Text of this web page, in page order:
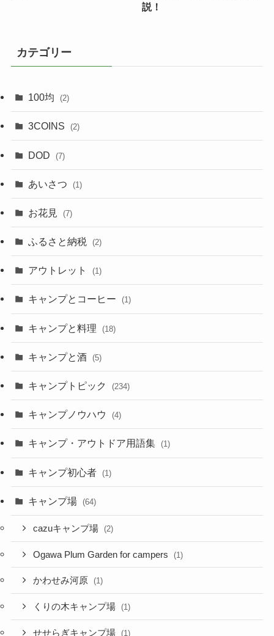
説！
カテゴリー
100均 (2)
3COINS (2)
DOD (7)
あいさつ (1)
お花見 (7)
ふるさと納税 (2)
アウトレット (1)
キャンプとコーヒー (1)
キャンプと料理 (18)
キャンプと酒 (5)
キャンプトピック (234)
キャンプノウハウ (4)
キャンプ・アウトドア用語集 (1)
キャンプ初心者 (1)
キャンプ場 (64)
cazuキャンプ場 (2)
Ogawa Plum Garden for campers (1)
かわせみ河原 (1)
くりの木キャンプ場 (1)
せせらぎキャンプ場 (1)